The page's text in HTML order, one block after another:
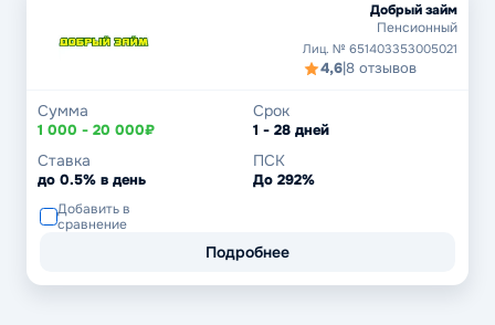
Добрый займ
Пенсионный
Лиц. № 651403353005021
4,6|8 отзывов
Сумма
1 000 - 20 000₽
Срок
1 - 28 дней
Ставка
до 0.5% в день
ПСК
До 292%
Добавить в
сравнение
Подробнее